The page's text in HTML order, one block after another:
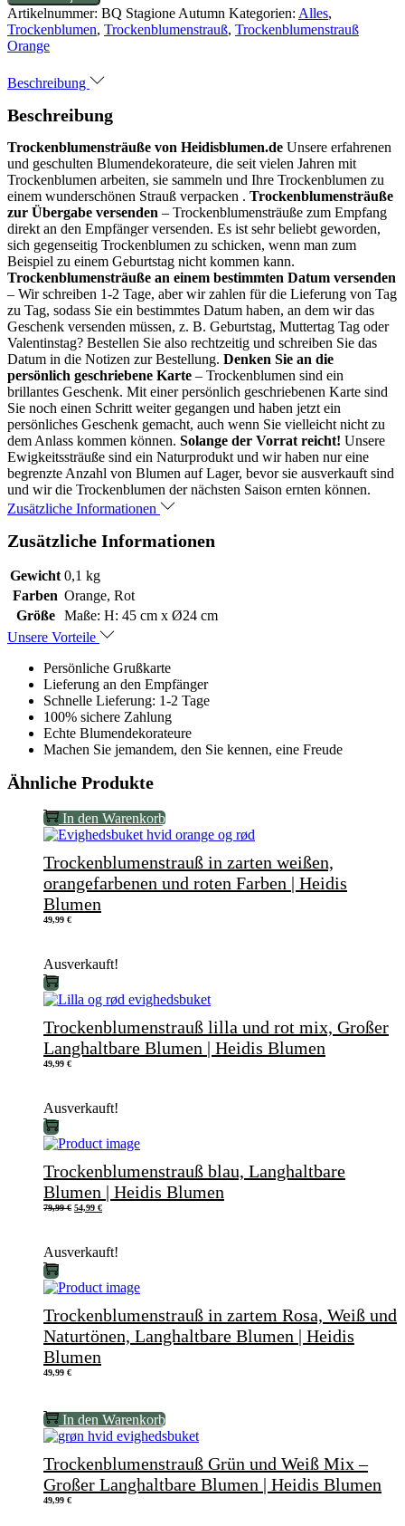
Artikelnummer: BQ Stagione Autumn Kategorien: Alles,
Trockenblumen, Trockenblumenstrauß, Trockenblumenstrauß
Orange
Beschreibung
Beschreibung
Trockenblumensträuße von Heidisblumen.de Unsere erfahrenen
und geschulten Blumendekorateure, die seit vielen Jahren mit
Trockenblumen arbeiten, sie sammeln und Ihre Trockenblumen zu
einem wunderschönen Strauß verpacken . Trockenblumensträuße
zur Übergabe versenden – Trockenblumensträuße zum Empfang
direkt an den Empfänger versenden. Es ist sehr beliebt geworden,
sich gegenseitig Trockenblumen zu schicken, wenn man zum
Beispiel zu einem Geburtstag nicht kommen kann.
Trockenblumensträuße an einem bestimmten Datum versenden
– Wir schreiben 1-2 Tage, aber wir zahlen für die Lieferung von Tag
zu Tag, sodass Sie ein bestimmtes Datum haben, an dem wir das
Geschenk versenden müssen, z. B. Geburtstag, Muttertag Tag oder
Valentinstag? Bestellen Sie also rechtzeitig und schreiben Sie das
Datum in die Notizen zur Bestellung. Denken Sie an die
persönlich geschriebene Karte – Trockenblumen sind ein
brillantes Geschenk. Mit einer persönlich geschriebenen Karte sind
Sie noch einen Schritt weiter gegangen und haben jetzt ein
persönliches Geschenk gemacht, auch wenn Sie vielleicht nicht zu
dem Anlass kommen können. Solange der Vorrat reicht! Unsere
Ewigkeitssträuße sind ein Naturprodukt und wir haben nur eine
begrenzte Anzahl von Blumen auf Lager, bevor sie ausverkauft sind
und wir die Trockenblumen der nächsten Saison ernten können.
Zusätzliche Informationen
Zusätzliche Informationen
Gewicht 0,1 kg
Farben Orange, Rot
Größe
Maße: H: 45 cm x Ø24 cm
Unsere Vorteile
Persönliche Grußkarte
Lieferung an den Empfänger
Schnelle Lieferung: 1-2 Tage
100% sichere Zahlung
Echte Blumendekorateure
Machen Sie jemandem, den Sie kennen, eine Freude
Ähnliche Produkte
In den Warenkorb
Trockenblumenstrauß in zarten weißen,
orangefarbenen und roten Farben | Heidis
Blumen
49,99 €
Ausverkauft!
Trockenblumenstrauß lilla und rot mix, Großer
Langhaltbare Blumen | Heidis Blumen
49,99 €
Ausverkauft!
Trockenblumenstrauß blau, Langhaltbare
Blumen | Heidis Blumen
79,99€ Ursprünglicher
54,99 €Aktueller
Ausverkauft!
Trockenblumenstrauß in zartem Rosa, Weiß und
Naturtönen, Langhaltbare Blumen | Heidis
Blumen
49,99 €
In den Warenkorb
Trockenblumenstrauß Grün und Weiß Mix –
Großer Langhaltbare Blumen | Heidis Blumen
49,99 €